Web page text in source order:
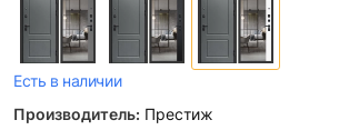
Есть в наличии
Производитель: Престиж